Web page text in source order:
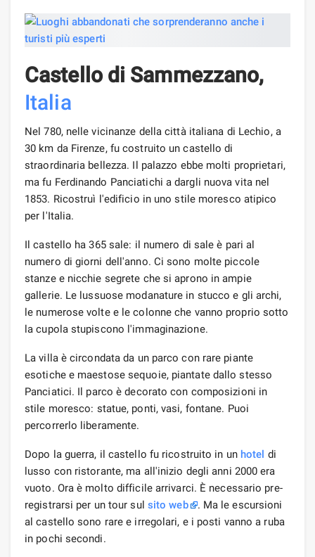
Castello di Sammezzano,
Italia
Nel 780, nelle vicinanze della città italiana di Lechio, a
30 km da Firenze, fu costruito un castello di
straordinaria bellezza. Il palazzo ebbe molti proprietari,
ma fu Ferdinando Panciatichi a dargli nuova vita nel
1853. Ricostruì l'edificio in uno stile moresco atipico
per l'Italia.
Il castello ha 365 sale: il numero di sale è pari al
numero di giorni dell'anno. Ci sono molte piccole
stanze e nicchie segrete che si aprono in ampie
gallerie. Le lussuose modanature in stucco e gli archi,
le numerose volte e le colonne che vanno proprio sotto
la cupola stupiscono l'immaginazione.
La villa è circondata da un parco con rare piante
esotiche e maestose sequoie, piantate dallo stesso
Panciatici. Il parco è decorato con composizioni in
stile moresco: statue, ponti, vasi, fontane. Puoi
percorrerlo liberamente.
Dopo la guerra, il castello fu ricostruito in un hotel di
lusso con ristorante, ma all'inizio degli anni 2000 era
vuoto. Ora è molto difficile arrivarci. È necessario pre-
registrarsi per un tour sul sito web
. Ma le escursioni
al castello sono rare e irregolari, e i posti vanno a ruba
in pochi secondi.